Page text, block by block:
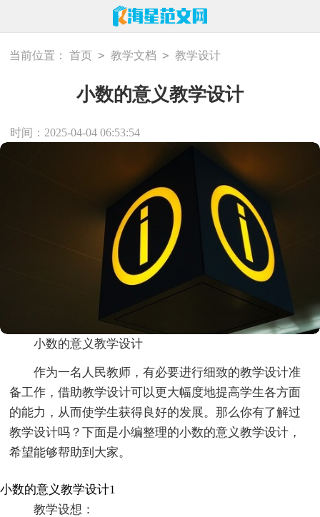
当前位置： 首页 > 教学文档 > 教学设计
小数的意义教学设计
时间：2025-04-04 06:53:54
小数的意义教学设计
作为一名人民教师，有必要进行细致的教学设计准
备工作，借助教学设计可以更大幅度地提高学生各方面
的能力，从而使学生获得良好的发展。那么你有了解过
教学设计吗？下面是小编整理的小数的意义教学设计，
希望能够帮助到大家。
小数的意义教学设计1
教学设想：